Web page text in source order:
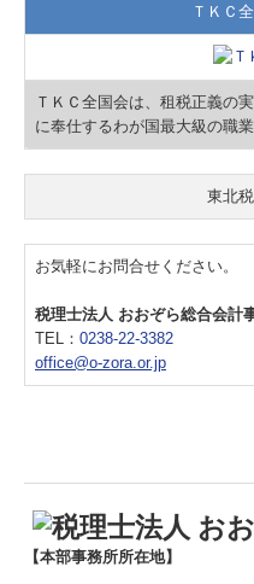
ＴＫＣ
ＴＫＣ全国会は、租税正義の
に奉仕するわが国最大級の職
東北
お気軽にお問合せください。
税理士法人 おおぞら総合会計
TEL： 0238-22-3382
office@o-zora.or.jp
【本部事務所所在地】